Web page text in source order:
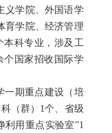
义学院、外国语学
育学院、经济管理
本科专业，涉及工
个国家招收国际学
一期重点建设（培
（群）1个、省级
利用重点实验室”1